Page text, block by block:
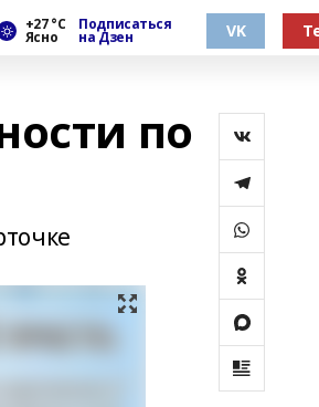
+27 °С
Ясно
Подписаться
на Дзен VK
по